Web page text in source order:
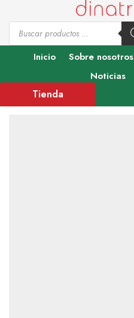
Inicio Sobre nosotros
Noticias
Tienda